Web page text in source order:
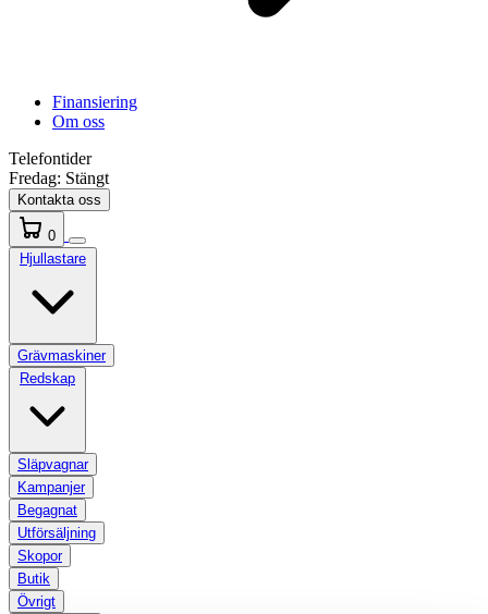
Finansiering
Om oss
Telefontider
Fredag: Stängt
Kontakta oss
0
Hjullastare
Grävmaskiner
Redskap
Släpvagnar
Kampanjer
Begagnat
Utförsäljning
Skopor
Butik
Övrigt